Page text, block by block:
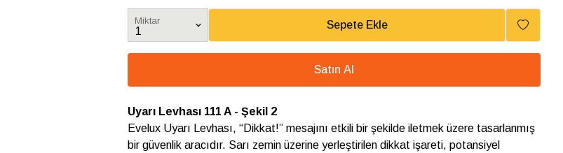
Miktar Sepete Ekle
Satın Al
Uyarı Levhası 111 A - Şekil 2
Evelux Uyarı Levhası, “Dikkat!” mesajını etkili bir şekilde iletmek üzere tasarlanmış
bir güvenlik aracıdır. Sarı zemin üzerine yerleştirilen dikkat işareti, potansiyel